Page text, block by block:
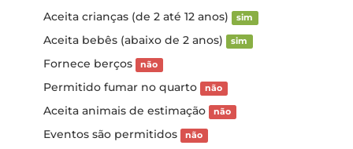
Aceita crianças (de 2 até 12 anos) sim
Aceita bebês (abaixo de 2 anos) sim
Fornece berços não
Permitido fumar no quarto não
Aceita animais de estimação não
Eventos são permitidos não